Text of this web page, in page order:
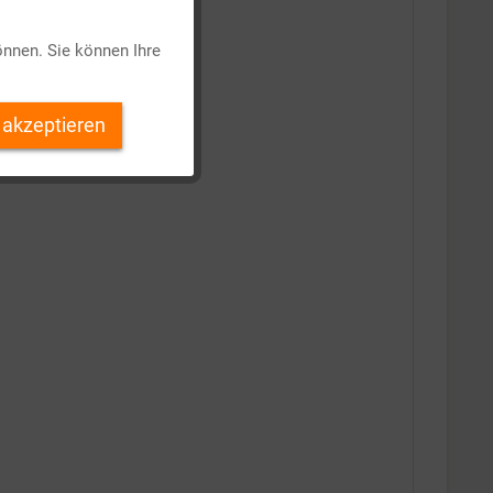
Inaktiv
Sie können Ihre